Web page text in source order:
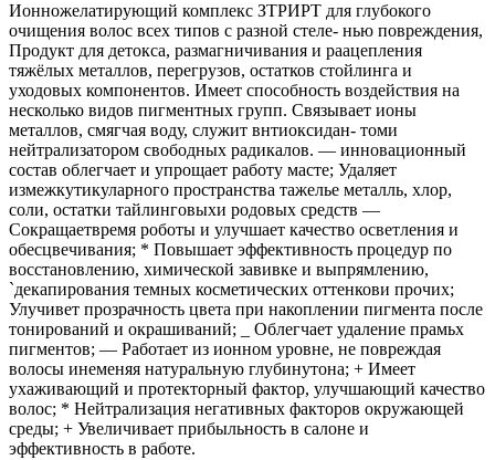
Ионножелатирующий комплекс ЗТРИРТ для глубокого
очищения волос всех типов с разной стеле- нью повреждения,
Продукт для детокса, размагничивания и раацепления
тяжёлых металлов, перегрузов, остатков стойлинга и
уходовых компонентов. Имеет способность воздействия на
несколько видов пигментных групп. Связывает ионы
металлов, смягчая воду, служит внтиоксидан- томи
нейтрализатором свободных радикалов. — инновационный
состав облегчает и упрощает работу масте; Удаляет
измежкутикуларного пространства тажелье металль, хлор,
соли, остатки тайлинговыхи родовых средств —
Сокращаетвремя роботы и улучшает качество осветления и
обесцвечивания; * Повышает эффективность процедур по
восстановлению, химической завивке и выпрямлению,
`декапирования темных косметических оттенкови прочих;
Улучивет прозрачность цвета при накоплении пигмента после
тонирований и окрашиваний; _ Облегчает удаление прамьх
пигментов; — Работает из ионном уровне, не повреждая
волосы инеменяя натуральную глубинутона; + Имеет
ухаживающий и протекторный фактор, улучшающий качество
волос; * Нейтрализация негативных факторов окружающей
среды; + Увеличивает прибыльность в салоне и
эффективность в работе.